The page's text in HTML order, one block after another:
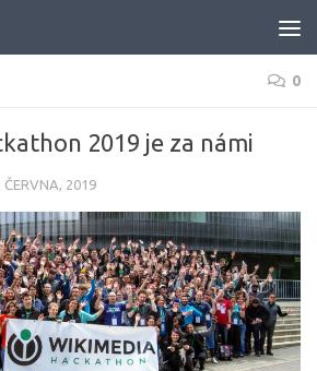
0
2019 je za námi
ČERVNA, 2019